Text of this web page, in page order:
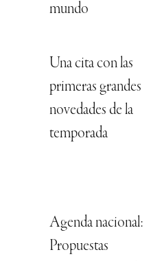
mundo
Una cita con las
primeras grandes
novedades de la
temporada
Agenda nacional:
Propuestas